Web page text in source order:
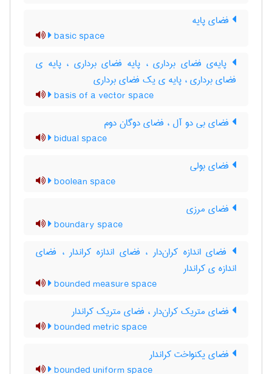
فضای پایه
basic space
پایه‌ی فضای برداری ، پایه فضای برداری ، پایه ی
فضای برداری ، پایه ی یک فضای برداری
basis of a vector space
فضای بی دو آل ، فضای دوگان دوم
bidual space
فضای بولی
boolean space
فضای مرزی
boundary space
فضای اندازه کران‌دار ، فضای اندازه کراندار ، فضای
اندازه ی کراندار
bounded measure space
فضای متریک کران‌دار ، فضای متریک کراندار
bounded metric space
فضای یکنواخت کراندار
bounded uniform space